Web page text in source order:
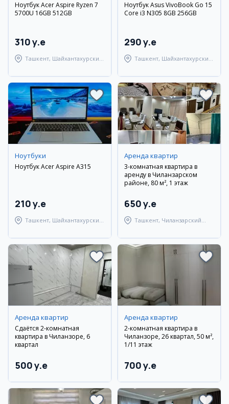
Ноутбук Acer Aspire Ryzen 7
5700U 16GB 512GB
310 y.e
Ташкент, Шайхантахурский
Ноутбук Asus VivoBook Go 15
Core i3 N305 8GB 256GB
290 y.e
Ташкент, Шайхантахурский
Ноутбуки
Ноутбук Acer Aspire A315
210 y.e
Ташкент, Шайхантахурский
Аренда квартир
3-комнатная квартира в
аренду в Чиланзарском
районе, 80 м², 1 этаж
650 y.e
Ташкент, Чиланзарский
Аренда квартир
Сдаётся 2-комнатная
квартира в Чиланзоре, 6
квартал
500 y.e
Аренда квартир
2-комнатная квартира в
Чиланзоре, 26 квартал, 50 м²,
1/11 этаж
700 y.e